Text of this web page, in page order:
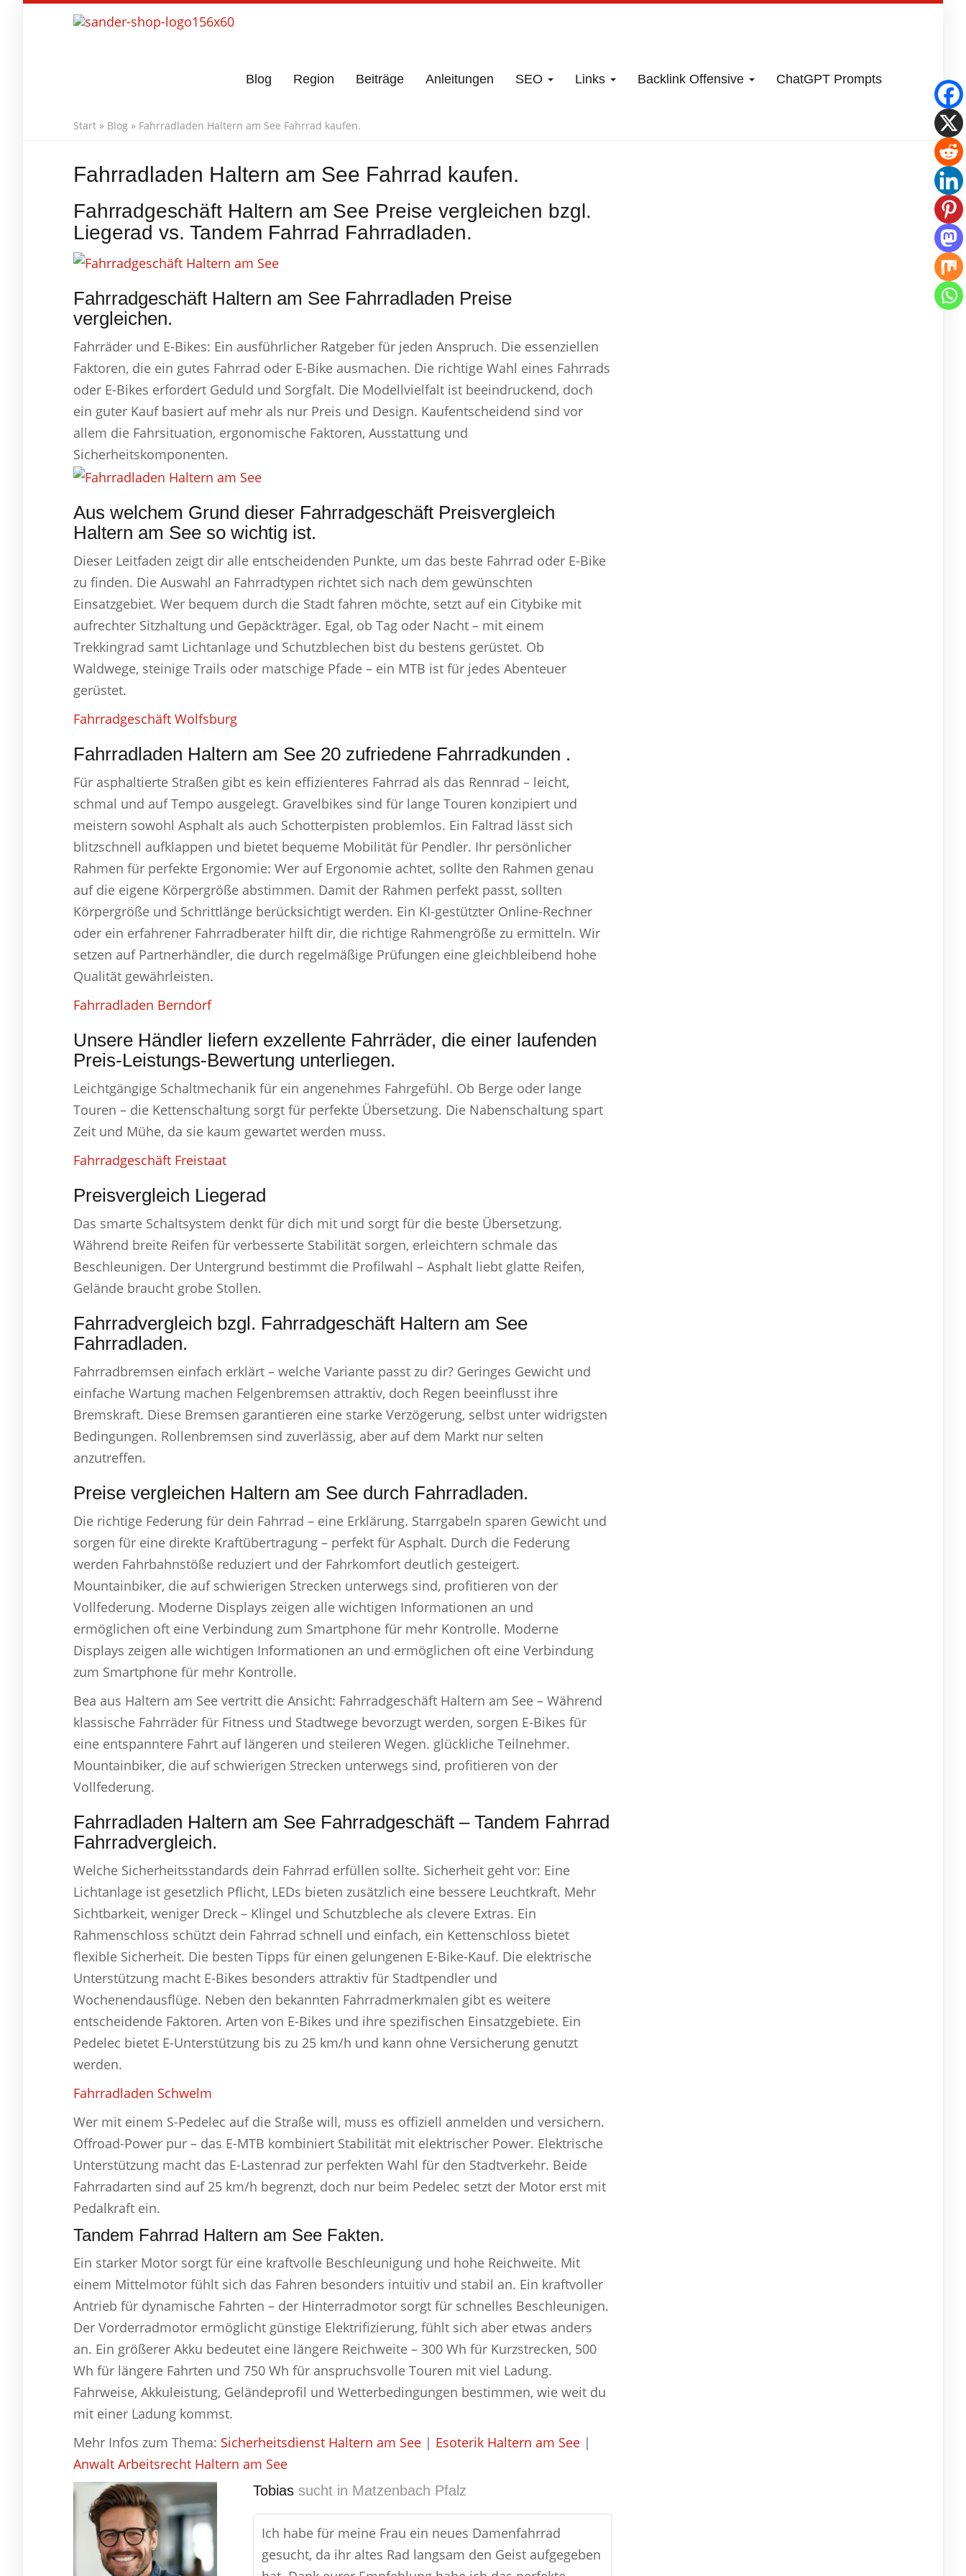
Blog Region Beiträge Anleitungen SEO Links Backlink Offensive ChatGPT Prompts
Start » Blog » Fahrradladen Haltern am See Fahrrad kaufen.
Fahrradladen Haltern am See Fahrrad kaufen.
Fahrradgeschäft Haltern am See Preise vergleichen bzgl.
Liegerad vs. Tandem Fahrrad Fahrradladen.
Fahrradgeschäft Haltern am See Fahrradladen Preise
vergleichen.
Fahrräder und E-Bikes: Ein ausführlicher Ratgeber für jeden Anspruch. Die essenziellen
Faktoren, die ein gutes Fahrrad oder E-Bike ausmachen. Die richtige Wahl eines Fahrrads
oder E-Bikes erfordert Geduld und Sorgfalt. Die Modellvielfalt ist beeindruckend, doch
ein guter Kauf basiert auf mehr als nur Preis und Design. Kaufentscheidend sind vor
allem die Fahrsituation, ergonomische Faktoren, Ausstattung und
Sicherheitskomponenten.
Aus welchem Grund dieser Fahrradgeschäft Preisvergleich
Haltern am See so wichtig ist.
Dieser Leitfaden zeigt dir alle entscheidenden Punkte, um das beste Fahrrad oder E-Bike
zu finden. Die Auswahl an Fahrradtypen richtet sich nach dem gewünschten
Einsatzgebiet. Wer bequem durch die Stadt fahren möchte, setzt auf ein Citybike mit
aufrechter Sitzhaltung und Gepäckträger. Egal, ob Tag oder Nacht – mit einem
Trekkingrad samt Lichtanlage und Schutzblechen bist du bestens gerüstet. Ob
Waldwege, steinige Trails oder matschige Pfade – ein MTB ist für jedes Abenteuer
gerüstet.
Fahrradgeschäft Wolfsburg
Fahrradladen Haltern am See 20 zufriedene Fahrradkunden .
Für asphaltierte Straßen gibt es kein effizienteres Fahrrad als das Rennrad – leicht,
schmal und auf Tempo ausgelegt. Gravelbikes sind für lange Touren konzipiert und
meistern sowohl Asphalt als auch Schotterpisten problemlos. Ein Faltrad lässt sich
blitzschnell aufklappen und bietet bequeme Mobilität für Pendler. Ihr persönlicher
Rahmen für perfekte Ergonomie: Wer auf Ergonomie achtet, sollte den Rahmen genau
auf die eigene Körpergröße abstimmen. Damit der Rahmen perfekt passt, sollten
Körpergröße und Schrittlänge berücksichtigt werden. Ein KI-gestützter Online-Rechner
oder ein erfahrener Fahrradberater hilft dir, die richtige Rahmengröße zu ermitteln. Wir
setzen auf Partnerhändler, die durch regelmäßige Prüfungen eine gleichbleibend hohe
Qualität gewährleisten.
Fahrradladen Berndorf
Unsere Händler liefern exzellente Fahrräder, die einer laufenden
Preis-Leistungs-Bewertung unterliegen.
Leichtgängige Schaltmechanik für ein angenehmes Fahrgefühl. Ob Berge oder lange
Touren – die Kettenschaltung sorgt für perfekte Übersetzung. Die Nabenschaltung spart
Zeit und Mühe, da sie kaum gewartet werden muss.
Fahrradgeschäft Freistaat
Preisvergleich Liegerad
Das smarte Schaltsystem denkt für dich mit und sorgt für die beste Übersetzung.
Während breite Reifen für verbesserte Stabilität sorgen, erleichtern schmale das
Beschleunigen. Der Untergrund bestimmt die Profilwahl – Asphalt liebt glatte Reifen,
Gelände braucht grobe Stollen.
Fahrradvergleich bzgl. Fahrradgeschäft Haltern am See
Fahrradladen.
Fahrradbremsen einfach erklärt – welche Variante passt zu dir? Geringes Gewicht und
einfache Wartung machen Felgenbremsen attraktiv, doch Regen beeinflusst ihre
Bremskraft. Diese Bremsen garantieren eine starke Verzögerung, selbst unter widrigsten
Bedingungen. Rollenbremsen sind zuverlässig, aber auf dem Markt nur selten
anzutreffen.
Preise vergleichen Haltern am See durch Fahrradladen.
Die richtige Federung für dein Fahrrad – eine Erklärung. Starrgabeln sparen Gewicht und
sorgen für eine direkte Kraftübertragung – perfekt für Asphalt. Durch die Federung
werden Fahrbahnstöße reduziert und der Fahrkomfort deutlich gesteigert.
Mountainbiker, die auf schwierigen Strecken unterwegs sind, profitieren von der
Vollfederung. Moderne Displays zeigen alle wichtigen Informationen an und
ermöglichen oft eine Verbindung zum Smartphone für mehr Kontrolle. Moderne
Displays zeigen alle wichtigen Informationen an und ermöglichen oft eine Verbindung
zum Smartphone für mehr Kontrolle.
Bea aus Haltern am See vertritt die Ansicht: Fahrradgeschäft Haltern am See – Während
klassische Fahrräder für Fitness und Stadtwege bevorzugt werden, sorgen E-Bikes für
eine entspanntere Fahrt auf längeren und steileren Wegen. glückliche Teilnehmer.
Mountainbiker, die auf schwierigen Strecken unterwegs sind, profitieren von der
Vollfederung.
Fahrradladen Haltern am See Fahrradgeschäft – Tandem Fahrrad
Fahrradvergleich.
Welche Sicherheitsstandards dein Fahrrad erfüllen sollte. Sicherheit geht vor: Eine
Lichtanlage ist gesetzlich Pflicht, LEDs bieten zusätzlich eine bessere Leuchtkraft. Mehr
Sichtbarkeit, weniger Dreck – Klingel und Schutzbleche als clevere Extras. Ein
Rahmenschloss schützt dein Fahrrad schnell und einfach, ein Kettenschloss bietet
flexible Sicherheit. Die besten Tipps für einen gelungenen E-Bike-Kauf. Die elektrische
Unterstützung macht E-Bikes besonders attraktiv für Stadtpendler und
Wochenendausflüge. Neben den bekannten Fahrradmerkmalen gibt es weitere
entscheidende Faktoren. Arten von E-Bikes und ihre spezifischen Einsatzgebiete. Ein
Pedelec bietet E-Unterstützung bis zu 25 km/h und kann ohne Versicherung genutzt
werden.
Fahrradladen Schwelm
Wer mit einem S-Pedelec auf die Straße will, muss es offiziell anmelden und versichern.
Offroad-Power pur – das E-MTB kombiniert Stabilität mit elektrischer Power. Elektrische
Unterstützung macht das E-Lastenrad zur perfekten Wahl für den Stadtverkehr. Beide
Fahrradarten sind auf 25 km/h begrenzt, doch nur beim Pedelec setzt der Motor erst mit
Pedalkraft ein.
Tandem Fahrrad Haltern am See Fakten.
Ein starker Motor sorgt für eine kraftvolle Beschleunigung und hohe Reichweite. Mit
einem Mittelmotor fühlt sich das Fahren besonders intuitiv und stabil an. Ein kraftvoller
Antrieb für dynamische Fahrten – der Hinterradmotor sorgt für schnelles Beschleunigen.
Der Vorderradmotor ermöglicht günstige Elektrifizierung, fühlt sich aber etwas anders
an. Ein größerer Akku bedeutet eine längere Reichweite – 300 Wh für Kurzstrecken, 500
Wh für längere Fahrten und 750 Wh für anspruchsvolle Touren mit viel Ladung.
Fahrweise, Akkuleistung, Geländeprofil und Wetterbedingungen bestimmen, wie weit du
mit einer Ladung kommst.
Mehr Infos zum Thema: Sicherheitsdienst Haltern am See | Esoterik Haltern am See |
Anwalt Arbeitsrecht Haltern am See
Tobias sucht in Matzenbach Pfalz
Ich habe für meine Frau ein neues Damenfahrrad
gesucht, da ihr altes Rad langsam den Geist aufgegeben